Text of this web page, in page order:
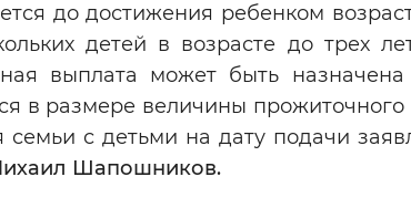
до достижения ребенком
детей в возрасте до трех
выплата может быть
в размере величины
с детьми на дату подачи
Шапошников.